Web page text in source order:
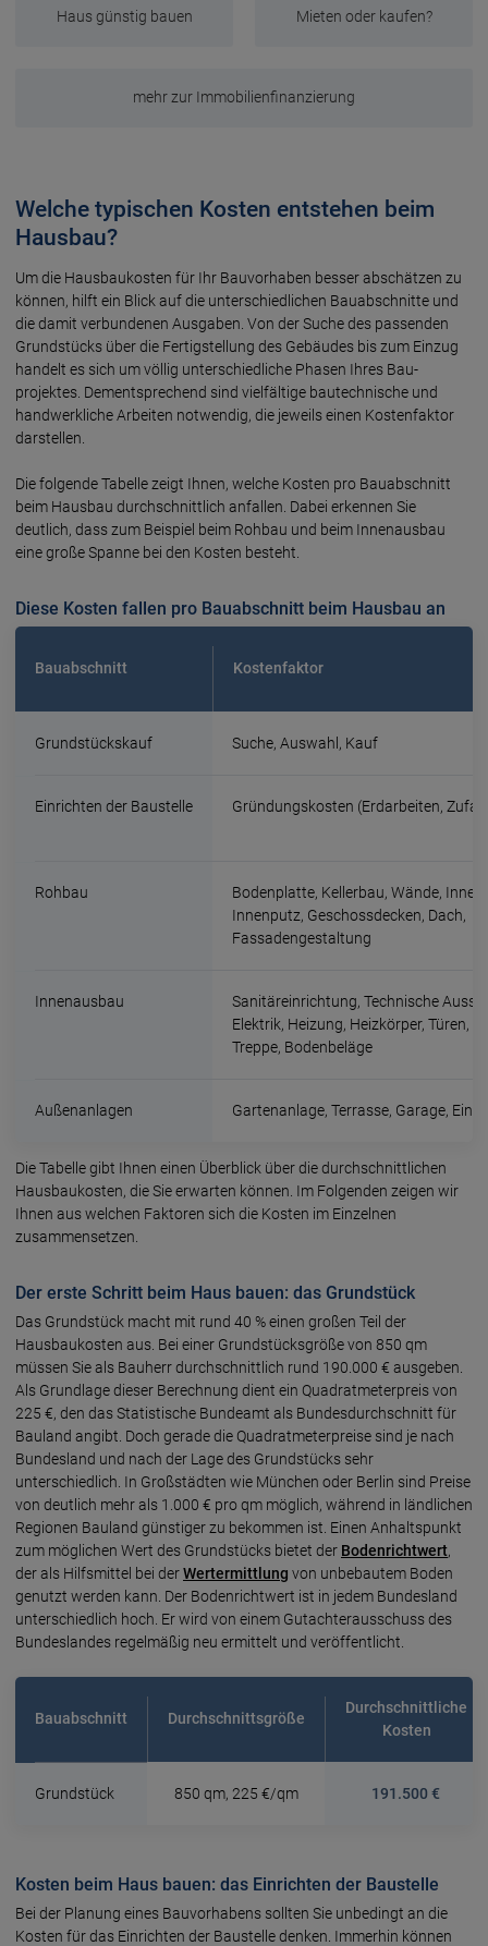
Haus günstig bauen Mieten oder kaufen?
mehr zur Immobilienfinanzierung
Welche typischen Kosten entstehen beim
Hausbau?
Um die Hausbaukosten für Ihr Bauvorhaben besser abschätzen zu
können, hilft ein Blick auf die unterschied­lichen Bauab­schnitte und
die damit verbundenen Aus­gaben. Von der Suche des passenden
Grund­stücks über die Fertig­stellung des Gebäudes bis zum Einzug
handelt es sich um völlig unterschied­liche Phasen Ihres Bau­
projektes. Dement­sprechend sind vielfältige bautech­nische und
handwerk­liche Arbeiten notwendig, die jeweils einen Kosten­faktor
darstellen.
Die folgende Tabelle zeigt Ihnen, welche Kosten pro Bauab­schnitt
beim Hausbau durch­schnittlich anfallen. Dabei erkennen Sie
deutlich, dass zum Beispiel beim Rohbau und beim Innen­ausbau
eine große Spanne bei den Kosten besteht.
Diese Kosten fallen pro Bauabschnitt beim Hausbau an
Bauabschnitt Kostenfaktor
Grundstückskauf Suche, Auswahl, Kauf
Einrichten der Baustelle Gründungskosten (Erdarbeiten,
Rohbau
Bodenplatte, Kellerbau, Wände,
Innenputz, Geschossdecken, Dach,
Fassadengestaltung
Innenausbau
Sanitäreinrichtung, Technische
Elektrik, Heizung, Heizkörper, Türen,
Treppe, Bodenbeläge
Außenanlagen Gartenanlage, Terrasse, Garage,
Die Tabelle gibt Ihnen einen Überblick über die durchschnittlichen
Hausbaukosten, die Sie erwarten können. Im Folgenden zeigen wir
Ihnen aus welchen Faktoren sich die Kosten im Einzelnen
zusammensetzen.
Der erste Schritt beim Haus bauen: das Grundstück
Das Grundstück macht mit rund 40 % einen großen Teil der
Hausbaukosten aus. Bei einer Grundstücksgröße von 850 qm
müssen Sie als Bauherr durchschnittlich rund 190.000 € ausgeben.
Als Grundlage dieser Berechnung dient ein Quadratmeterpreis von
225 €, den das Statistische Bundeamt als Bundesdurchschnitt für
Bauland angibt. Doch gerade die Quadratmeterpreise sind je nach
Bundesland und nach der Lage des Grundstücks sehr
unterschiedlich. In Großstädten wie München oder Berlin sind Preise
von deutlich mehr als 1.000 € pro qm möglich, während in ländlichen
Regionen Bauland günstiger zu bekommen ist. Einen Anhaltspunkt
zum möglichen Wert des Grundstücks bietet der Bodenrichtwert,
der als Hilfsmittel bei derWertermittlung von unbebautem Boden
genutzt werden kann. Der Bodenrichtwert ist in jedem Bundesland
unterschiedlich hoch. Er wird von einem Gutachterausschuss des
Bundeslandes regelmäßig neu ermittelt und veröffentlicht.
Bauabschnitt Durchschnittsgröße
Durchschnittliche
Kosten
Grundstück 850 qm, 225 €/qm 191.500 €
Kosten beim Haus bauen: das Einrichten der Baustelle
Bei der Planung eines Bauvorhabens sollten Sie unbedingt an die
Kosten für das Einrichten der Baustelle denken. Immerhin können